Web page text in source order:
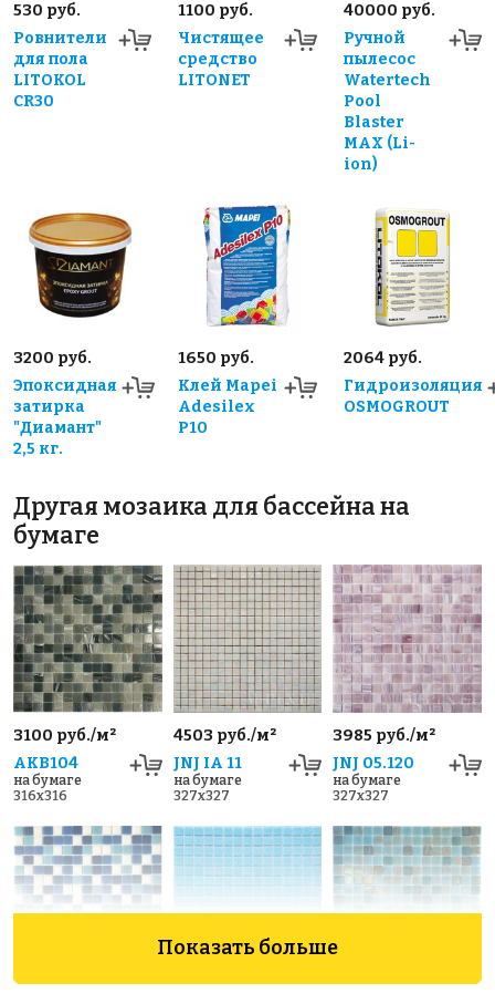
530 руб.
Ровнители
для пола
LITOKOL
CR30
1100 руб.
Чистящее
средство
LITONET
40000 руб.
Ручной
пылесос
Watertech
Pool
Blaster
MAX (Li-
ion)
3200 руб.
Эпоксидная
затирка
"Диамант"
2,5 кг.
1650 руб.
Клей Mapei
Adesilex
P10
2064 руб.
Гидроизоляция
OSMOGROUT
Другая мозаика для бассейна на
бумаге
3100 руб./м²
AKB104
на бумаге
316x316
4503 руб./м²
JNJ IA 11
на бумаге
327x327
3985 руб./м²
JNJ 05.120
на бумаге
327x327
Показать больше